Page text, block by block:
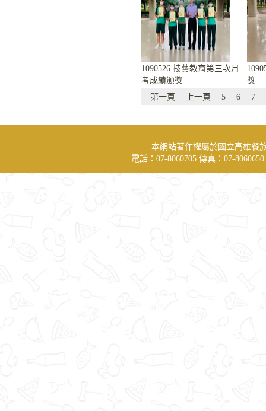
1090526 技藝教育第三次月
考成績頒獎
獎
第一頁
上一頁 5 6 7
本網站著作權屬於國立高雄餐
電話：07-8060705 傳真：07-